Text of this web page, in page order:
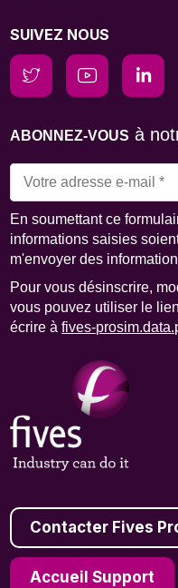
Contacter Fives
Accueil Support
SUIVEZ NOUS
ABONNEZ-VOUS à
En soumettant ce
informations saisies
m'envoyer des
Pour vous désinscrire,
vous pouvez utiliser le
écrire àfives-